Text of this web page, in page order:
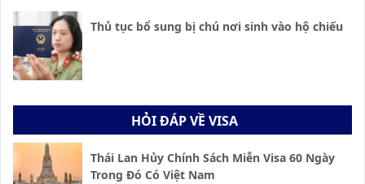
Thủ tục bổ sung bị chú nơi sinh vào hộ chiếu
HỎI ĐÁP VỀ VISA
Thái Lan Hủy Chính Sách Miễn Visa 60 Ngày
Trong Đó Có Việt Nam